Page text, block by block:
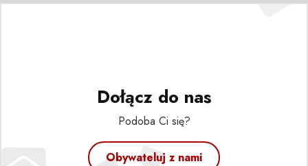
Dołącz do nas
Podoba Ci się?
Obywateluj z nami